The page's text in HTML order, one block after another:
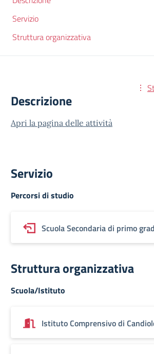
Servizio
Struttura organizzativa
Descrizione
Apri la pagina delle attività
Servizio
Percorsi di studio
Scuola Secondaria di primo
Struttura organizzativa
Scuola/Istituto
Istituto Comprensivo di